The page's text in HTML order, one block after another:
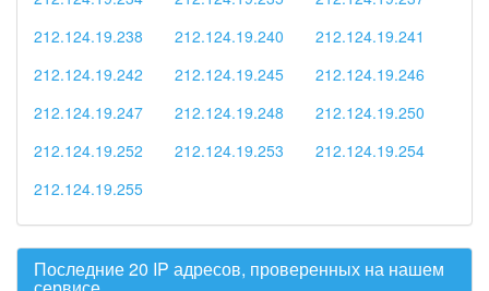
212.124.19.238
212.124.19.240
212.124.19.241
212.124.19.242
212.124.19.245
212.124.19.246
212.124.19.247
212.124.19.248
212.124.19.250
212.124.19.252
212.124.19.253
212.124.19.254
212.124.19.255
Последние 20 IP адресов, проверенных на нашем